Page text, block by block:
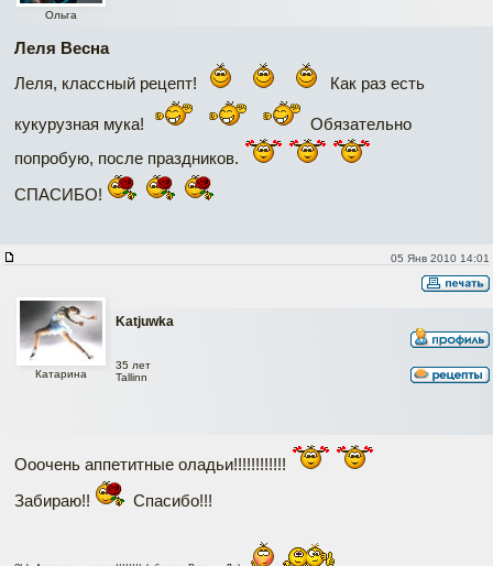
Ольга
Леля Весна
Леля, классный рецепт!
Как раз есть
кукурузная мука!
Обязательно
попробую, после праздников.
СПАСИБО!
05 Янв 2010 14:01
Katjuwka
Катарина
35 лет
Tallinn
Ооочень аппетитные оладьи!!!!!!!!!!!!
Забираю!!
Спасибо!!!